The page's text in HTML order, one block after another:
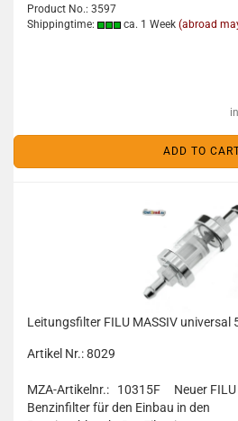
Product No.: 3597
Shippingtime:
ca. 1 Week (abroad
ADD TO
Leitungsfilter FILU MASSIV universal
Artikel Nr.: 8029
MZA-Artikelnr.: 10315F
Neuer FILU
Benzinfilter für den Einbau in den